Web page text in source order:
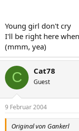
Young girl don't cry
I'll be right here
(mmm, yea)
C Cat78
Guest
9 Februar 2004
Original von Gankerl